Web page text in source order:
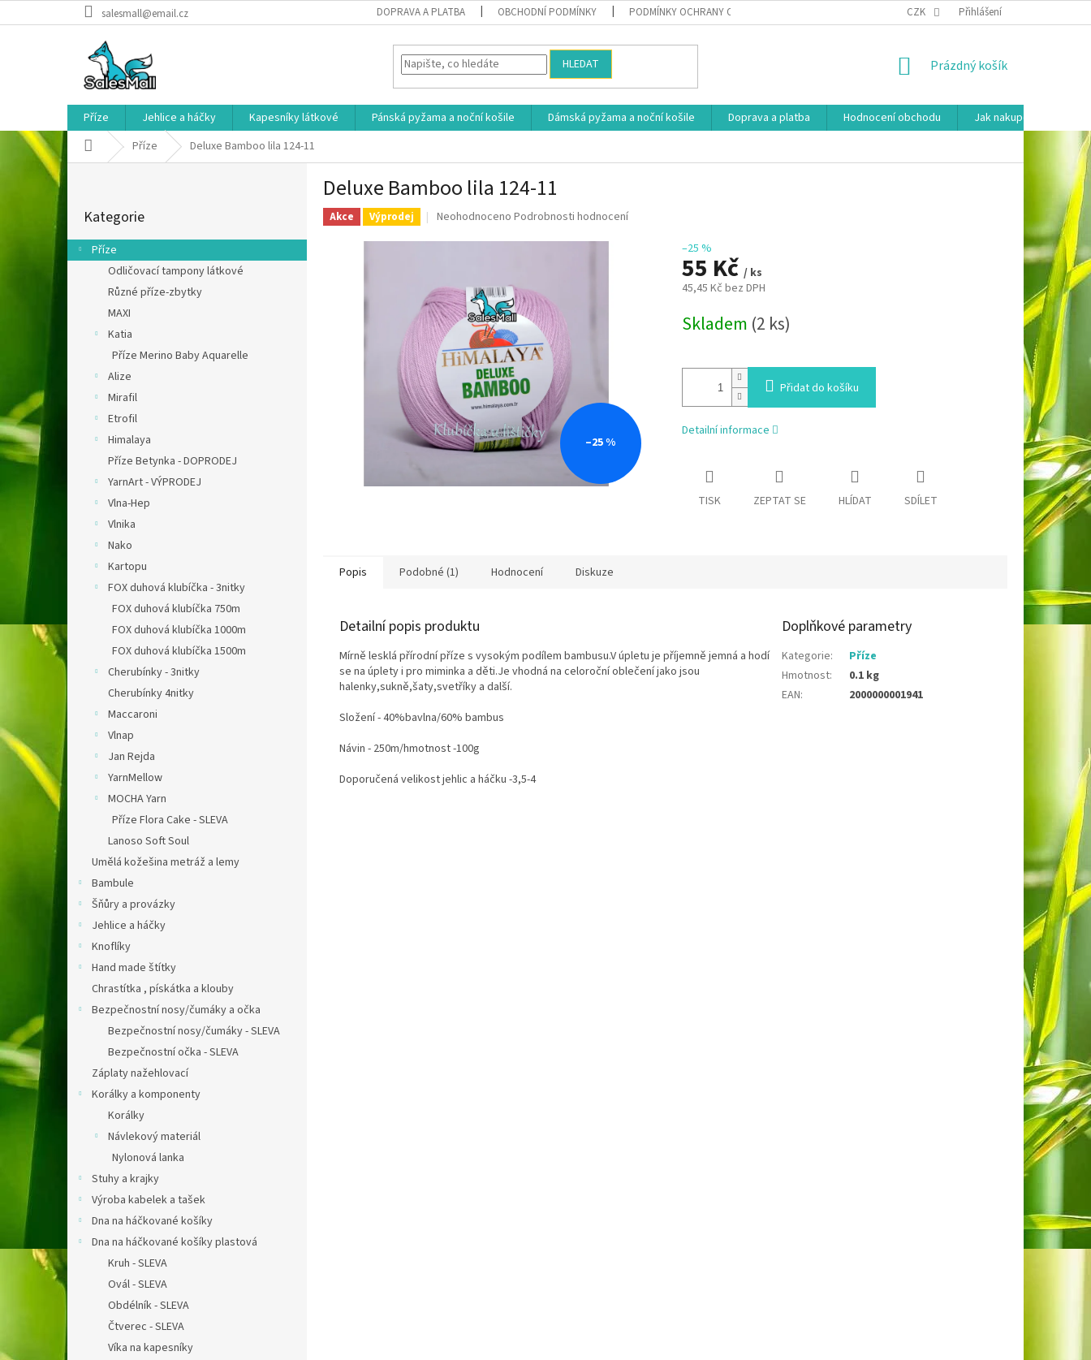
na
salesmall@email.cz DOPRAVA A PLATBA OBCHODNÍ PODMÍNKY PODMÍNKY OCHRANY OSOBNÍCH ÚDAJŮ HODNOCENÍ OBCHODU MOJE OBJEDNÁVKA
CZK Přihlášení
HLEDAT
NÁKUPNÍ
Prázdný košík
Příze Jehlice a háčky Kapesníky látkové Pánská pyžama a noční košile Dámská pyžama a noční košile Doprava a platba Hodnocení obchodu Jak nakupovat
Domů Příze Deluxe Bamboo lila 124-11
r
a
kategorie
Kategorie
Příze
Odličovací tampony látkové
Různé příze-zbytky
MAXI
Katia
Příze Merino Baby Aquarelle
Alize
Mirafil
Etrofil
Himalaya
Příze Betynka - DOPRODEJ
YarnArt - VÝPRODEJ
Vlna-Hep
Vlnika
Nako
Kartopu
FOX duhová klubíčka - 3nitky
FOX duhová klubíčka 750m
FOX duhová klubíčka 1000m
FOX duhová klubíčka 1500m
Cherubínky - 3nitky
Cherubínky 4nitky
Maccaroni
Vlnap
Jan Rejda
YarnMellow
MOCHA Yarn
Příze Flora Cake - SLEVA
Lanoso Soft Soul
Umělá kožešina metráž a lemy
Bambule
Šňůry a provázky
Jehlice a háčky
Knoflíky
Hand made štítky
Chrastítka , pískátka a klouby
Bezpečnostní nosy/čumáky a očka
Bezpečnostní nosy/čumáky - SLEVA
Bezpečnostní očka - SLEVA
Záplaty nažehlovací
Korálky a komponenty
Korálky
Návlekový materiál
Nylonová lanka
Stuhy a krajky
Výroba kabelek a tašek
Dna na háčkované košíky
Dna na háčkované košíky plastová
Kruh - SLEVA
Ovál - SLEVA
Obdélník - SLEVA
Čtverec - SLEVA
Víka na kapesníky
Deluxe Bamboo lila 124-11
Akce Výprodej
Průměrné
produktu
z
5
hvězdiček.
Neohodnoceno Podrobnosti hodnocení
–25 %
–25 %
55 Kč / ks
45,45 Kč bez DPH
cena:
Skladem (2 ks)
Přidat do košíku
Detailní informace
TISK ZEPTAT SE HLÍDAT SDÍLET
Popis Podobné (1) Hodnocení Diskuze
Detailní popis produktu
Mírně lesklá přírodní příze s vysokým podílem bambusu.V úpletu je příjemně jemná a hodí
se na úplety i pro miminka a děti.Je vhodná na celoroční oblečení jako jsou
halenky,sukně,šaty,svetříky a další.
Složení - 40%bavlna/60% bambus
Návin - 250m/hmotnost -100g
Doporučená velikost jehlic a háčku -3,5-4
Doplňkové parametry
Kategorie:
Příze
Hmotnost:
0.1 kg
EAN: 2000000001941